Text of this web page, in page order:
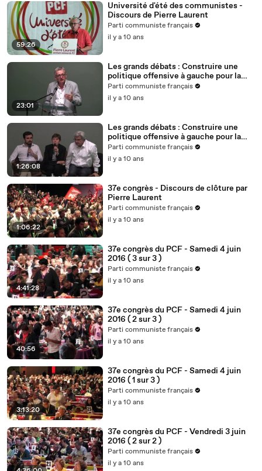
59:26
Université d'été des communistes -
Discours de Pierre Laurent
Parti communiste français
il y a 10 ans
23:01
Les grands débats : Construire une
politique offensive à gauche pour la
France en Europe 1/2
Parti communiste français
il y a 10 ans
1:26:08
Les grands débats : Construire une
politique offensive à gauche pour la
France en Europe 2/2
Parti communiste français
il y a 10 ans
1:06:22
37e congrès - Discours de clôture par
Pierre Laurent
Parti communiste français
il y a 10 ans
4:41:28
37e congrès du PCF - Samedi 4 juin
2016 ( 3 sur 3 )
Parti communiste français
il y a 10 ans
40:56
37e congrès du PCF - Samedi 4 juin
2016 ( 2 sur 3 )
Parti communiste français
il y a 10 ans
3:13:20
37e congrès du PCF - Samedi 4 juin
2016 ( 1 sur 3 )
Parti communiste français
il y a 10 ans
37e congrès du PCF - Vendredi 3 juin
2016 ( 2 sur 2 )
Parti communiste français
il y a 10 ans